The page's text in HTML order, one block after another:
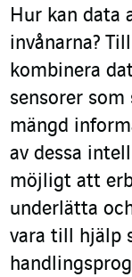
Hur kan data
invånarna?
kombinera
sensorer
mängd
av dessa
möjligt att
underlätta
vara till hjälp